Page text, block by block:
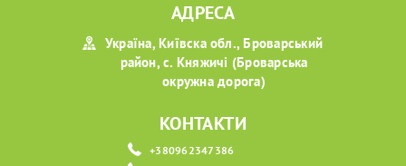
АДРЕСА
Україна, Київска обл., Броварський
район, с. Княжичі (Броварська
окружна дорога)
КОНТАКТИ
+380962347386